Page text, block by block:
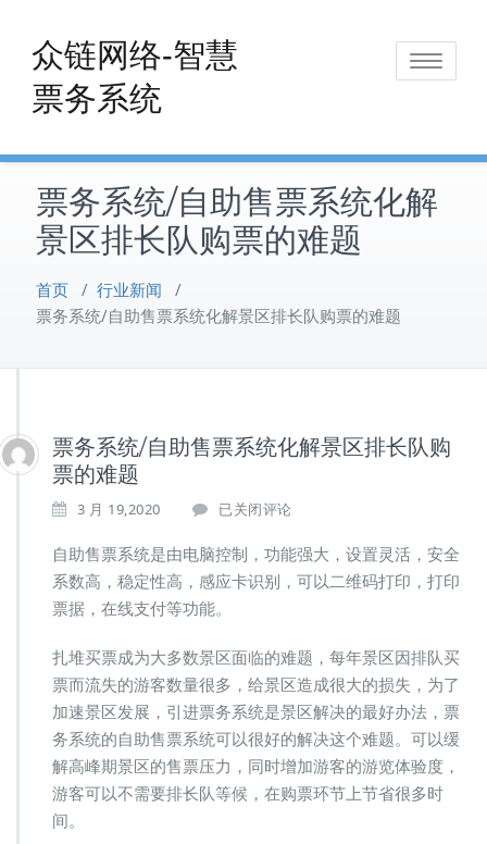
content
众链网络-智慧
票务系统
Toggle
票务系统/自助售票系统化解
景区排长队购票的难题
首页 / 行业新闻 /
票务系统/自助售票系统化解景区排长队购票的难题
票务系统/自助售票系统化解景区排长队购
票的难题
3 月 19,2020
票
系
统/
自
票
系
统
化
解
景
区
已关闭评论
自助售票系统是由电脑控制，功能强大，设置灵活，安全
系数高，稳定性高，感应卡识别，可以二维码打印，打印
票据，在线支付等功能。
扎堆买票成为大多数景区面临的难题，每年景区因排队买
票而流失的游客数量很多，给景区造成很大的损失，为了
加速景区发展，引进票务系统是景区解决的最好办法，票
务系统的自助售票系统可以很好的解决这个难题。可以缓
解高峰期景区的售票压力，同时增加游客的游览体验度，
游客可以不需要排长队等候，在购票环节上节省很多时
间。